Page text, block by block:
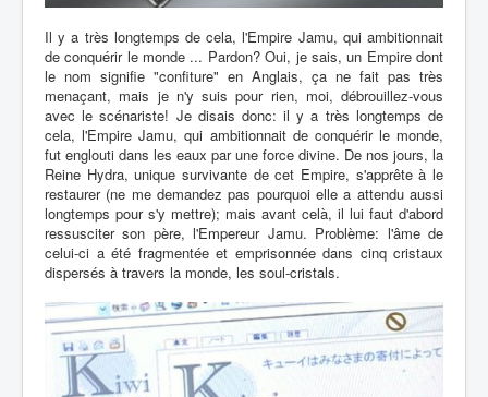
Il y a très longtemps de cela, l'Empire Jamu, qui ambitionnait
de conquérir le monde ... Pardon? Oui, je sais, un Empire dont
le nom signifie "confiture" en Anglais, ça ne fait pas très
menaçant, mais je n'y suis pour rien, moi, débrouillez-vous
avec le scénariste! Je disais donc: il y a très longtemps de
cela, l'Empire Jamu, qui ambitionnait de conquérir le monde,
fut englouti dans les eaux par une force divine. De nos jours, la
Reine Hydra, unique survivante de cet Empire, s'apprête à le
restaurer (ne me demandez pas pourquoi elle a attendu aussi
longtemps pour s'y mettre); mais avant celà, il lui faut d'abord
ressusciter son père, l'Empereur Jamu. Problème: l'âme de
celui-ci a été fragmentée et emprisonnée dans cinq cristaux
dispersés à travers la monde, les soul-cristals.